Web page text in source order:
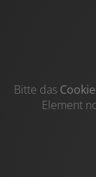
Bitte das
Element